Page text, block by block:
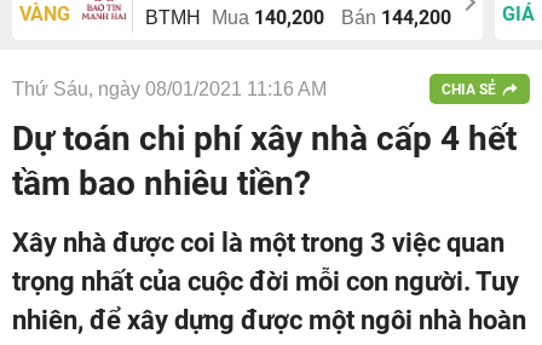
VÀNG
BTMH Mua 140,200 Bán 144,200
GIÁ
Thứ Sáu, ngày 08/01/2021 11:16 AM CHIA SẺ
Dự toán chi phí xây nhà cấp 4 hết
tầm bao nhiêu tiền?
Xây nhà được coi là một trong 3 việc quan
trọng nhất của cuộc đời mỗi con người. Tuy
nhiên, để xây dựng được một ngôi nhà hoàn